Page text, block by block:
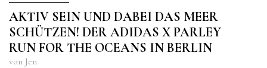
AKTIV SEIN UND DABEI DAS MEER
SCHÜTZEN! DER ADIDAS X PARLEY
RUN FOR THE OCEANS IN BERLIN
von Jen